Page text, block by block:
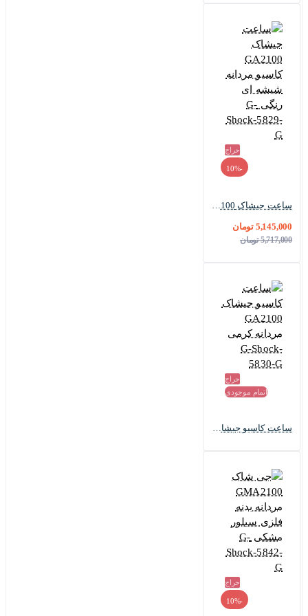
حراج
-10%
ساعت جیشاک GA2100 کاسیو مردانه شیشه ای رنگی G-Shock-5829-G
5,145,000 تومان
5,717,000 تومان
حراج
اتمام موجودی
ساعت کاسیو جیشاک GA2100 مردانه کرمی G-Shock-5830-G
حراج
-10%